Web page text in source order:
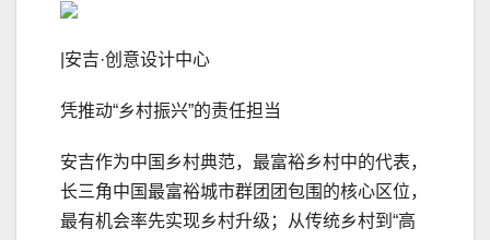
|安吉·创意设计中心
凭推动“乡村振兴”的责任担当
安吉作为中国乡村典范，最富裕乡村中的代表，
长三角中国最富裕城市群团团包围的核心区位，
最有机会率先实现乡村升级；从传统乡村到“高